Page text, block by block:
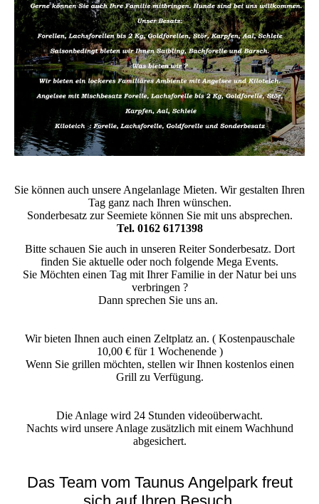
Sie können auch unsere Angelanlage Mieten. Wir gestalten Ihren
Tag ganz nach Ihren wünschen.
Sonderbesatz zur Seemiete können Sie mit uns absprechen.
Tel. 0162 6171398
Bitte schauen Sie auch in unseren Reiter Sonderbesatz. Dort
finden Sie aktuelle oder noch folgende Mega Events.
Sie Möchten einen Tag mit Ihrer Familie in der Natur bei uns
verbringen ?
Dann sprechen Sie uns an.
Wir bieten Ihnen auch einen Zeltplatz an. ( Kostenpauschale
10,00 € für 1 Wochenende )
Wenn Sie grillen möchten, stellen wir Ihnen kostenlos einen
Grill zu Verfügung.
Die Anlage wird 24 Stunden videoüberwacht.
Nachts wird unsere Anlage zusätzlich mit einem Wachhund
abgesichert.
Das Team vom Taunus Angelpark freut